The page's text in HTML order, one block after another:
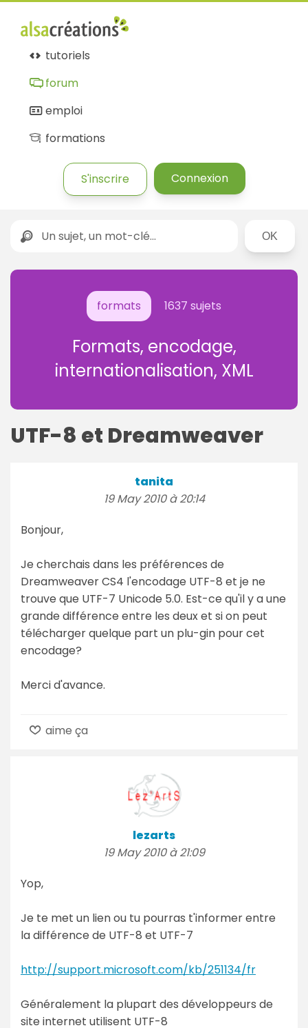
tutoriels
forum
emploi
formations
S'inscrire Connexion
Rechercher
formats 1637 sujets
Formats, encodage,
internationalisation, XML
UTF-8 et Dreamweaver
tanita
19 May 2010 à 20:14
Bonjour,
Je cherchais dans les préférences de
Dreamweaver CS4 l'encodage UTF-8 et je ne
trouve que UTF-7 Unicode 5.0. Est-ce qu'il y a une
grande différence entre les deux et si on peut
télécharger quelque part un plu-gin pour cet
encodage?
Merci d'avance.
aime ça
lezarts
19 May 2010 à 21:09
Yop,
Je te met un lien ou tu pourras t'informer entre
la différence de UTF-8 et UTF-7
http://support.microsoft.com/kb/251134/fr
Généralement la plupart des développeurs de
site internet utilisent UTF-8